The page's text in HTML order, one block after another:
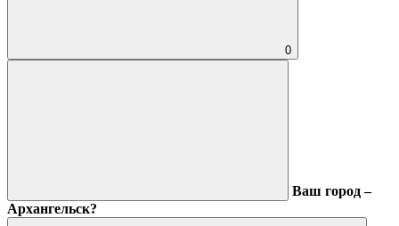
0
Ваш город –
Архангельск?